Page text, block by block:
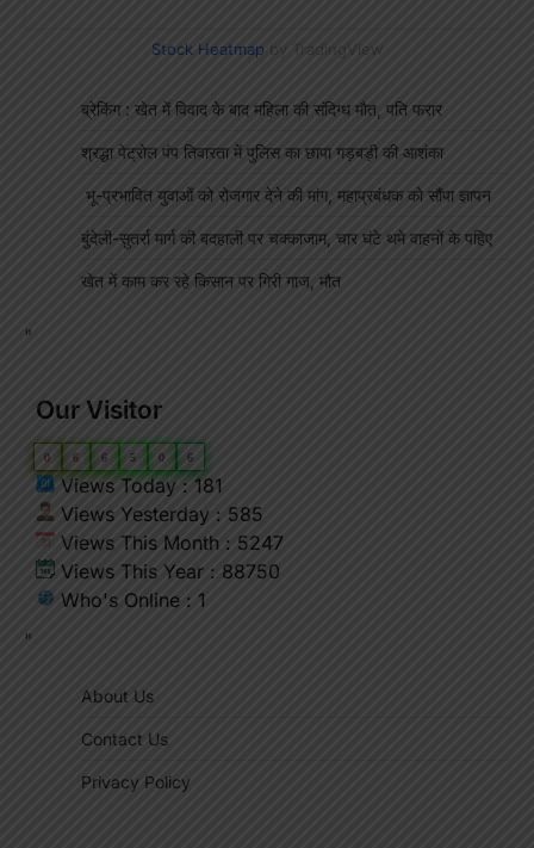
Stock Heatmap by TradingView
ब्रेकिंग : खेत में विवाद के बाद महिला की संदिग्ध मौत, पति फरार
श्रद्धा पेट्रोल पंप तिवारता में पुलिस का छापा गड़बड़ी की आशंका
भू-प्रभावित युवाओं को रोजगार देने की मांग, महाप्रबंधक को सौंपा ज्ञापन
बुंदेली-सुतर्रा मार्ग की बदहाली पर चक्काजाम, चार घंटे थमे वाहनों के पहिए
खेत में काम कर रहे किसान पर गिरी गाज, मौत
"
Our Visitor
0 6 6 5 0 6
Views Today : 181
Views Yesterday : 585
Views This Month : 5247
Views This Year : 88750
Who's Online : 1
"
About Us
Contact Us
Privacy Policy